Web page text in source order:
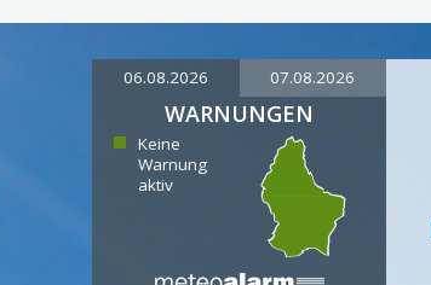
06.08.2026 07.08.2026
WARNUNGEN
Keine
Warnung
aktiv